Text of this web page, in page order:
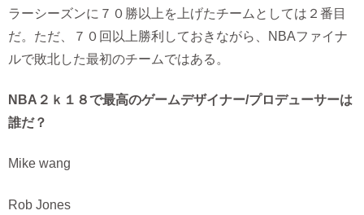
ラーシーズンに７０勝以上を上げたチームとしては２番目
だ。ただ、７０回以上勝利しておきながら、NBAファイナ
ルで敗北した最初のチームではある。
NBA２ｋ１８で最高のゲームデザイナー/プロデューサーは
誰だ？
Mike wang
Rob Jones